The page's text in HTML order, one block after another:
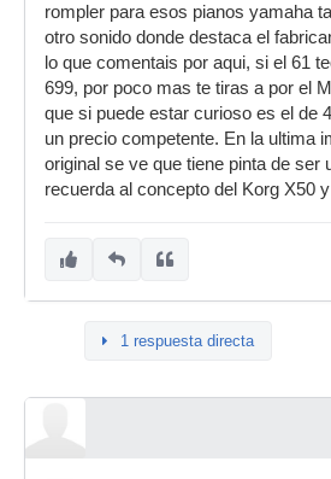
rompler para esos pianos yamaha
otro sonido donde destaca el
lo que comentais por aqui, si el 61
699, por poco mas te tiras a por el
que si puede estar curioso es el de
un precio competente. En la ultima
original se ve que tiene pinta de ser
recuerda al concepto del Korg X50
1 respuesta directa